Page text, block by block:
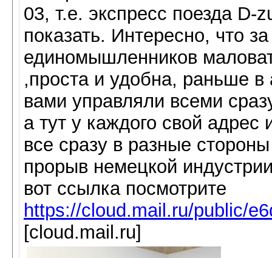
03, т.е. экспресс поезда
показать. Интересно, что
единомышленников
,проста и удобна, раньше в
вами управляли всеми
а тут у каждого свой
все сразу в разные
прорыв немецкой
вот ссылка посмотрите
https://cloud.mail.ru/public/
[cloud.mail.ru]